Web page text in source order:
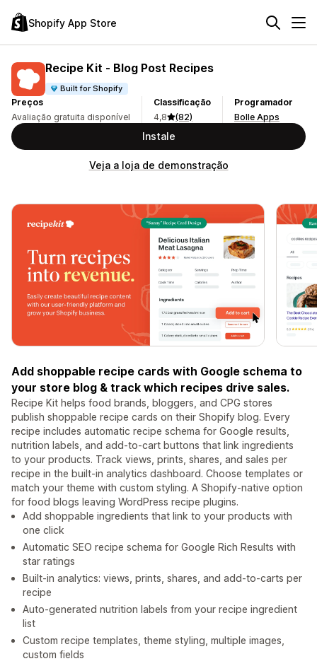
Shopify App Store
Recipe Kit ‑ Blog Post Recipes
Built for Shopify
Preços
Avaliação gratuita disponível
Classificação
4,8
(82)
Programador
Bolle Apps
Instale
Veja a loja de demonstração
Add shoppable recipe cards with Google schema to
your store blog & track which recipes drive sales.
Recipe Kit helps food brands, bloggers, and CPG stores
publish shoppable recipe cards on their Shopify blog. Every
recipe includes automatic recipe schema for Google results,
nutrition labels, and add-to-cart buttons that link ingredients
to your products. Track views, prints, shares, and sales per
recipe in the built-in analytics dashboard. Choose templates or
match your theme with custom styling. A Shopify-native option
for food blogs leaving WordPress recipe plugins.
Add shoppable ingredients that link to your products with
one click
Automatic SEO recipe schema for Google Rich Results with
star ratings
Built-in analytics: views, prints, shares, and add-to-carts per
recipe
Auto-generated nutrition labels from your recipe ingredient
list
Custom recipe templates, theme styling, multiple images,
custom fields